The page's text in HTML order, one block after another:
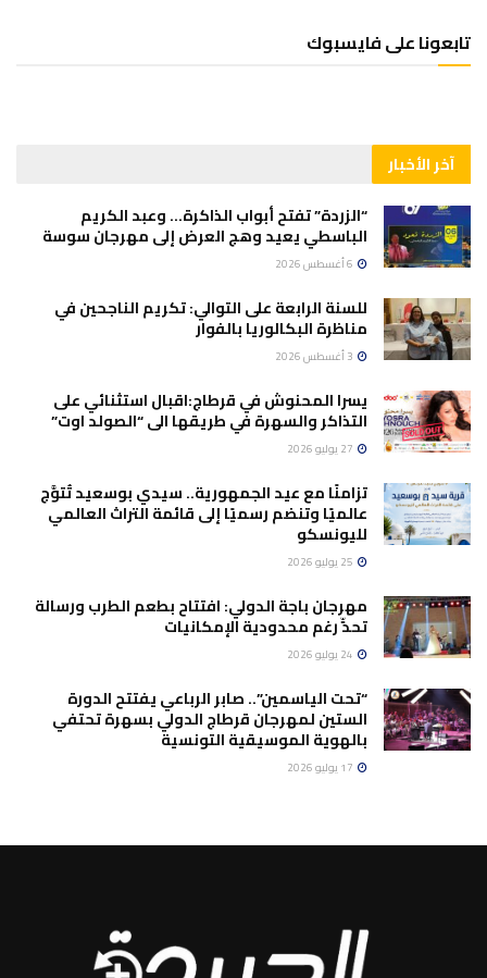
تابعونا على فايسبوك
آخر الأخبار
“الزردة” تفتح أبواب الذاكرة… وعبد الكريم
الباسطي يعيد وهج العرض إلى مهرجان سوسة
للسنة الرابعة على التوالي: تكريم الناجحين في
مناظرة البكالوريا بالفوار
يسرا المحنوش في قرطاج:اقبال استثنائي على
التذاكر والسهرة في طريقها الى “الصولد اوت”
تزامنًا مع عيد الجمهورية.. سيدي بوسعيد تُتوَّج
عالميًا وتنضم رسميًا إلى قائمة التراث العالمي
لليونسكو
مهرجان باجة الدولي: افتتاح بطعم الطرب ورسالة
تحدٍّ رغم محدودية الإمكانيات
“تحت الياسمين”.. صابر الرباعي يفتتح الدورة
الستين لمهرجان قرطاج الدولي بسهرة تحتفي
بالهوية الموسيقية التونسية